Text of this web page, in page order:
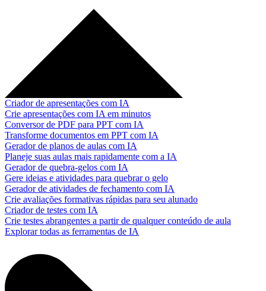
Criador de apresentações com IA
Crie apresentações com IA em minutos
Conversor de PDF para PPT com IA
Transforme documentos em PPT com IA
Gerador de planos de aulas com IA
Planeje suas aulas mais rapidamente com a IA
Gerador de quebra-gelos com IA
Gere ideias e atividades para quebrar o gelo
Gerador de atividades de fechamento com IA
Crie avaliações formativas rápidas para seu alunado
Criador de testes com IA
Crie testes abrangentes a partir de qualquer conteúdo de aula
Explorar todas as ferramentas de IA